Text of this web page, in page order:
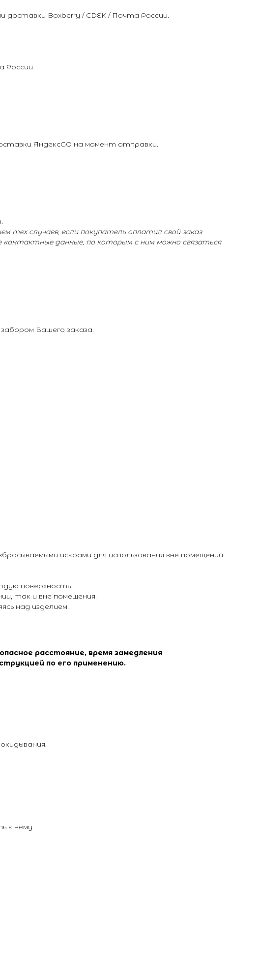
Boxberry / CDEK / Почта России.
России.
ЯндексGO на момент отправки.
тех случаев, если покупатель оплатил свой заказ
контактные данные, по которым с ним можно связаться
Вашего заказа.
искрами для использования вне помещений
поверхность.
так и вне помещения.
над изделием.
расстояние, время замедления
по его применению.
к нему.